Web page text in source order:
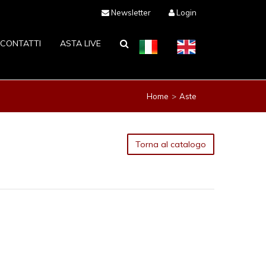
Newsletter Login
CONTATTI ASTA LIVE
Home Aste
Torna al catalogo